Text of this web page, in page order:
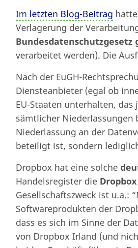
Im letzten Blog-Beitrag
Verlagerung der
Bundesdatenschutzgesetz
verarbeitet werden). Die
Nach der EuGH-
Diensteanbieter (egal ob
EU-Staaten unterhalten,
sämtlicher Niederlassungen
Niederlassung an der
beteiligt ist, sondern
Dropbox hat eine solche
Handelsregister die
Gesellschaftszweck ist u.a.:
Softwareprodukten der
dass es sich im Sinne der
von Dropbox Irland (und